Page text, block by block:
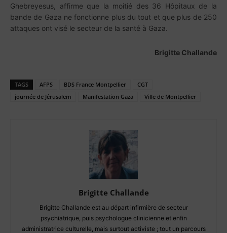
Ghebreyesus, affirme que la moitié des 36 Hôpitaux de la
bande de Gaza ne fonctionne plus du tout et que plus de 250
attaques ont visé le secteur de la santé à Gaza.
Brigitte Challande
TAGS AFPS BDS France Montpellier
CGT
journée de Jérusalem
Manifestation Gaza Ville de Montpellier
Brigitte Challande
Brigitte Challande est au départ infirmière de secteur
psychiatrique, puis psychologue clinicienne et enfin
administratrice culturelle, mais surtout activiste ; tout un parcours